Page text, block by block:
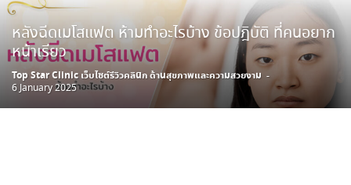
ฉีดเมโสแฟตแล้ว หน้าบวม
ร้อยไหมกับฉีดโบอันไหนดีกว่า
รู้ก่อนฉีดเมโสแฟต
วิธีรักษาฝ้า กระ จุดด่างดำ
วิธีลดเหนียง ไขมันใต้คางเยอะ
สิวที่คาง คืออะไร
สิวเสี้ยน เกิดจากอะไร
สิวไม่มีหัว เกิดจากอะไร
หลังฉีดมาเด้ ควรดูแลยังไง
หลังฉีดเมโสแฟต ห้ามทำอะไรบ้าง
เมโสแฟต เมโสแฟตเหนียง เสริมจมูก ราคาเท่าไหร่
หลังฉีดเมโสแฟต ห้ามทำอะไรบ้าง ข้อปฎิบัติ ที่คนอยาก
หน้าเรียว
Top Star Clinic เว็บไซต์รีวิวคลินิก ด้านสุขภาพและความสวยงาม -
6 January 2025